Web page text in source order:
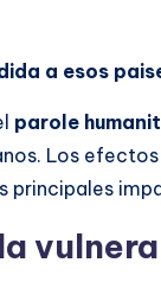
a esos
parole
Los
principales